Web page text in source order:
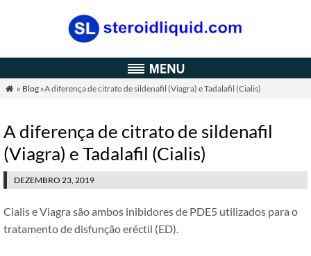
 » Blog»A diferença de citrato de sildenafil (Viagra) e Tadalafil (Cialis)
A diferença de citrato de sildenafil
(Viagra) e Tadalafil (Cialis)
DEZEMBRO 23, 2019
Cialis e Viagra são ambos inibidores de PDE5 utilizados para o
tratamento de disfunção eréctil (ED).